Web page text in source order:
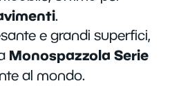
.
e grandi superfici,
Monospazzola Serie
al mondo.